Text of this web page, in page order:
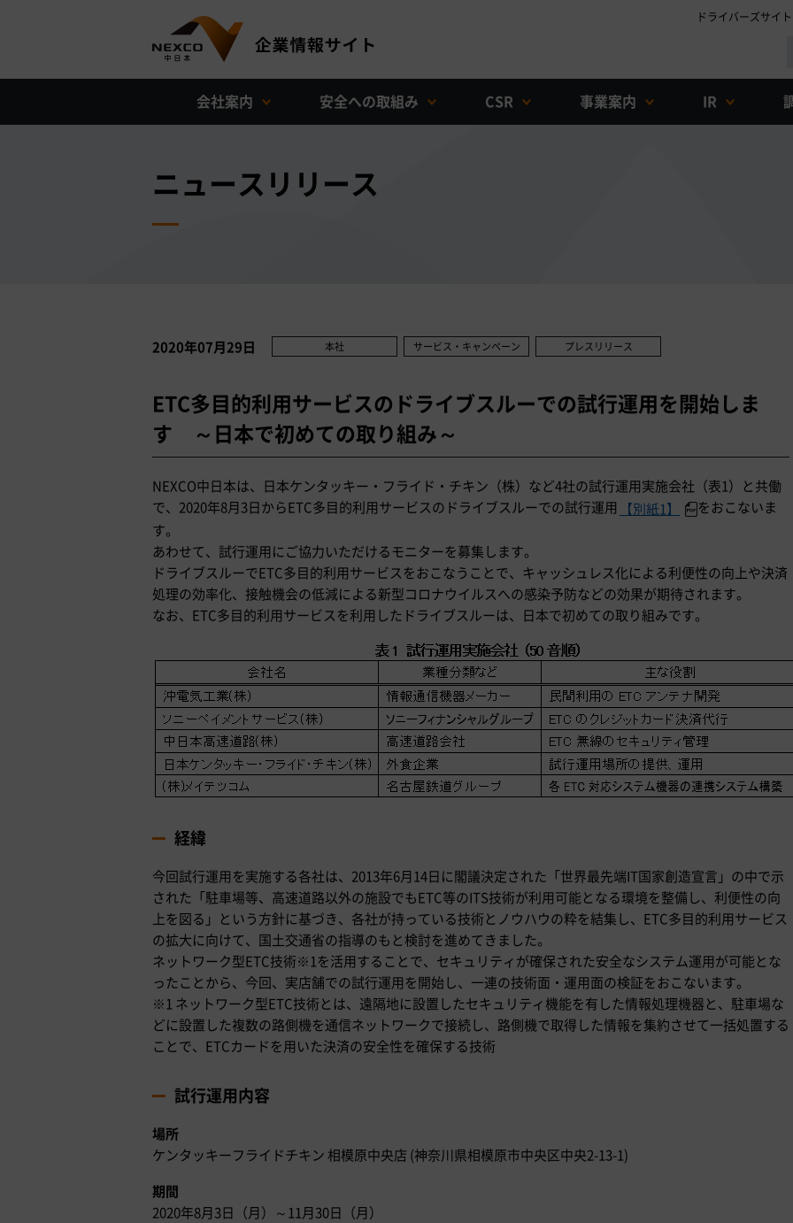
ドライバーズサイト
会社案内 安全への取組み CSR 事業案内 IR
ニュースリリース
2020年07月29日 本社 サービス・キャンペーン プレスリリース
ETC多目的利用サービスのドライブスルーでの試行運用を開始しま
す ～日本で初めての取り組み～
NEXCO中日本は、日本ケンタッキー・フライド・チキン（株）など4社の試行運用実施会社（表1）と共働
で、2020年8月3日からETC多目的利用サービスのドライブスルーでの試行運用
【別紙1】
をおこないま
す。
あわせて、試行運用にご協力いただけるモニターを募集します。
ドライブスルーでETC多目的利用サービスをおこなうことで、キャッシュレス化による利便性の向上や決済
処理の効率化、接触機会の低減による新型コロナウイルスへの感染予防などの効果が期待されます。
なお、ETC多目的利用サービスを利用したドライブスルーは、日本で初めての取り組みです。
経緯
今回試行運用を実施する各社は、2013年6月14日に閣議決定された「世界最先端IT国家創造宣言」の中で示
された「駐車場等、高速道路以外の施設でもETC等のITS技術が利用可能となる環境を整備し、利便性の向
上を図る」という方針に基づき、各社が持っている技術とノウハウの粋を結集し、ETC多目的利用サービス
の拡大に向けて、国土交通省の指導のもと検討を進めてきました。
ネットワーク型ETC技術※1を活用することで、セキュリティが確保された安全なシステム運用が可能とな
ったことから、今回、実店舗での試行運用を開始し、一連の技術面・運用面の検証をおこないます。
※1 ネットワーク型ETC技術とは、遠隔地に設置したセキュリティ機能を有した情報処理機器と、駐車場な
どに設置した複数の路側機を通信ネットワークで接続し、路側機で取得した情報を集約させて一括処置する
ことで、ETCカードを用いた決済の安全性を確保する技術
試行運用内容
場所
ケンタッキーフライドチキン 相模原中央店 (神奈川県相模原市中央区中央2-13-1)
期間
2020年8月3日（月）～11月30日（月）